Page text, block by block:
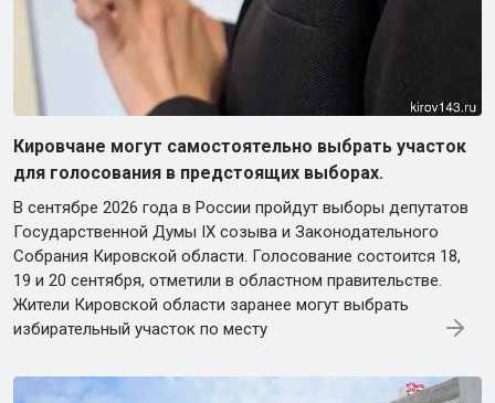
Кировчане могут самостоятельно выбрать участок
для голосования в предстоящих выборах.
В сентябре 2026 года в России пройдут выборы депутатов
Государственной Думы IX созыва и Законодательного
Собрания Кировской области. Голосование состоится 18,
19 и 20 сентября, отметили в областном правительстве.
Жители Кировской области заранее могут выбрать
избирательный участок по месту